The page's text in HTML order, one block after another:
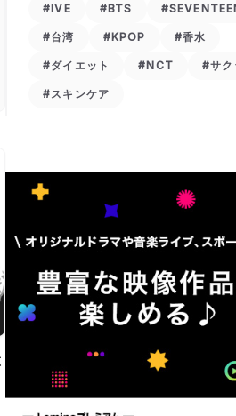
#IVE #BTS
#台湾 #KPOP #香水
#ダイエット #NCT #サク
#スキンケア